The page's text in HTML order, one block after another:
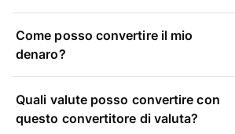
Come posso convertire il mio
denaro?
Quali valute posso convertire con
questo convertitore di valuta?